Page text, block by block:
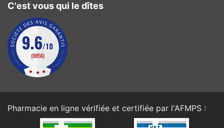
C'est vous qui le dîtes
Pharmacie en ligne vérifiée et certifiée par l'AFMPS :